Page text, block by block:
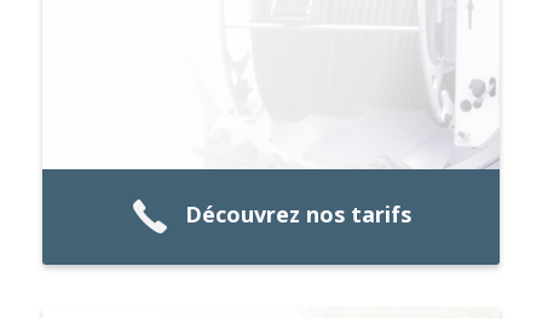
Découvrez nos tarifs